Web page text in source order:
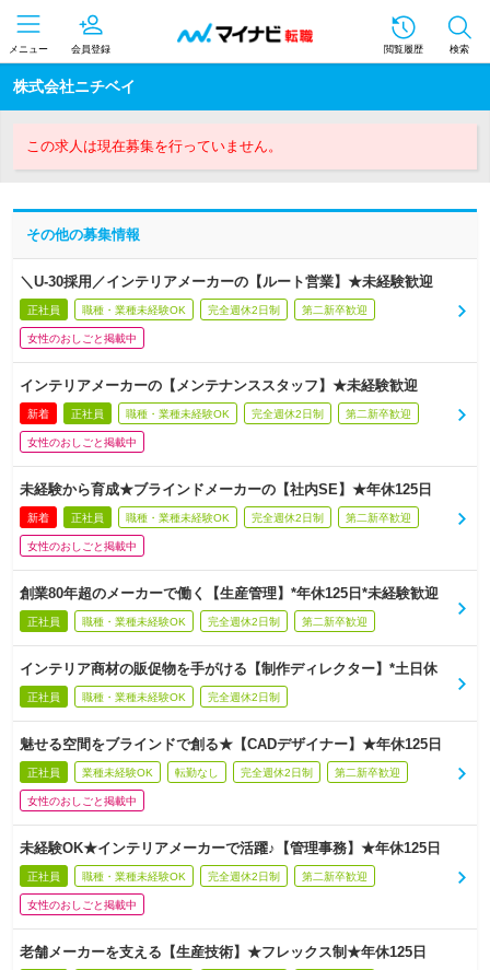
メニュー 会員登録 閲覧履歴 検索
株式会社ニチベイ
この求人は現在募集を行っていません。
その他の募集情報
＼U-30採用／インテリアメーカーの【ルート営業】★未経験歓迎
正社員 職種・業種未経験OK 完全週休2日制 第二新卒歓迎
女性のおしごと掲載中
インテリアメーカーの【メンテナンススタッフ】★未経験歓迎
新着 正社員 職種・業種未経験OK 完全週休2日制 第二新卒歓迎
女性のおしごと掲載中
未経験から育成★ブラインドメーカーの【社内SE】★年休125日
新着 正社員 職種・業種未経験OK 完全週休2日制 第二新卒歓迎
女性のおしごと掲載中
創業80年超のメーカーで働く【生産管理】*年休125日*未経験歓迎
正社員 職種・業種未経験OK 完全週休2日制 第二新卒歓迎
インテリア商材の販促物を手がける【制作ディレクター】*土日休
正社員 職種・業種未経験OK 完全週休2日制
魅せる空間をブラインドで創る★【CADデザイナー】★年休125日
正社員 業種未経験OK 転勤なし 完全週休2日制 第二新卒歓迎
女性のおしごと掲載中
未経験OK★インテリアメーカーで活躍♪【管理事務】★年休125日
正社員 職種・業種未経験OK 完全週休2日制 第二新卒歓迎
女性のおしごと掲載中
老舗メーカーを支える【生産技術】★フレックス制★年休125日